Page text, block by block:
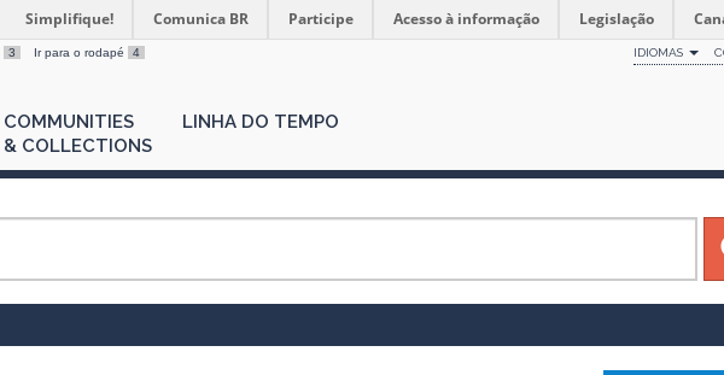
Simplifique! Comunica BR Participe Acesso à informação Legislação
3 Ir para o rodapé 4 IDIOMAS
COMMUNITIES
& COLLECTIONS
LINHA DO TEMPO